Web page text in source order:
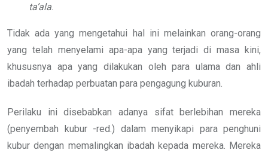
ta’ala.
Tidak ada yang mengetahui hal ini melainkan orang-orang
yang telah menyelami apa-apa yang terjadi di masa kini,
khususnya apa yang dilakukan oleh para ulama dan ahli
ibadah terhadap perbuatan para pengagung kuburan.
Perilaku ini disebabkan adanya sifat berlebihan mereka
(penyembah kubur -red.) dalam menyikapi para penghuni
kubur dengan memalingkan ibadah kepada mereka. Mereka